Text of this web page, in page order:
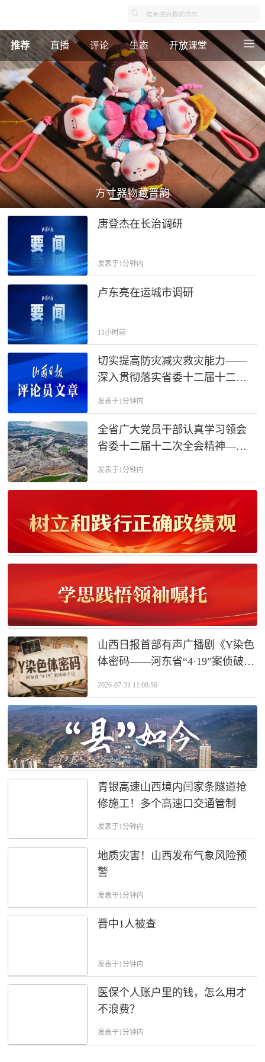
推荐 直播 评论 生态 开放课堂
方寸器物藏晋韵
唐登杰在长治调研
发表于1分钟内
卢东亮在运城市调研
11小时前
切实提高防灾减灾救灾能力——
深入贯彻落实省委十二届十二次
全会精神
发表于1分钟内
全省广大党员干部认真学习领会
省委十二届十二次全会精神——
推动黄河流域生态保护和高质量
发展
发表于1分钟内
山西日报首部有声广播剧《Y染色
体密码——河东省“4·19”案侦破手
2026-07-31 11:08:56
青银高速山西境内闫家条隧道抢
修施工！多个高速口交通管制
发表于1分钟内
地质灾害！山西发布气象风险预
警
发表于1分钟内
晋中1人被查
发表于1分钟内
医保个人账户里的钱，怎么用才
不浪费？
发表于1分钟内